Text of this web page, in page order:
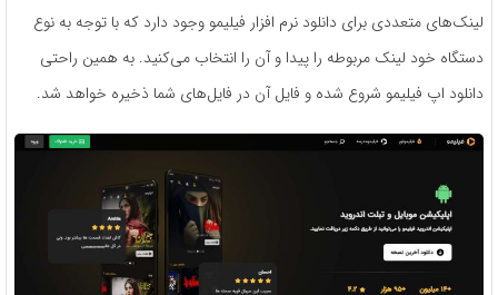
لینک‌های متعددی برای دانلود نرم افزار فیلیمو وجود دارد که با توجه به نوع
دستگاه خود لینک مربوطه را پیدا و آن را انتخاب می‌کنید. به همین راحتی
دانلود اپ فیلیمو شروع شده و فایل آن در فایل‌های شما ذخیره خواهد شد.